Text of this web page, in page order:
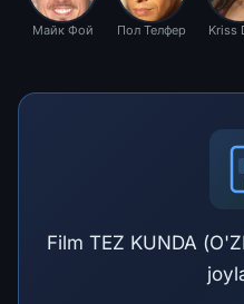
Майк Фой Пол Телфер Kriss
Film TEZ KUNDA